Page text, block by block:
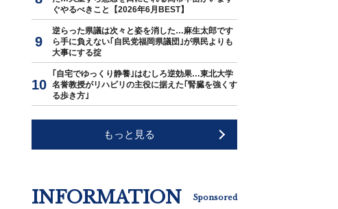
ぐやるべきこと【2026年6月BEST】
逆らった県議は次々と姿を消した…麻生太郎です
ら手に負えない｢自民党福岡県議団｣が県民よりも
大事にする掟
｢自宅でゆっくり静養｣はむしろ逆効果…東北大学
名誉教授がリハビリの主役に据えた｢腎臓を強くす
る歩き方｣
もっと見る
INFORMATION Sponsored